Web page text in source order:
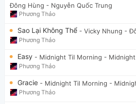
Đông Hùng - Nguyễn Quốc Trung
Phương Thảo
Sao Lại Không Thể - Vicky Nhung -
Phương Thảo
Easy - Midnight Til Morning -
Phương Thảo
Gracie - Midnight Til Morning -
Phương Thảo